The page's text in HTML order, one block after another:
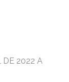
DE 2022 A